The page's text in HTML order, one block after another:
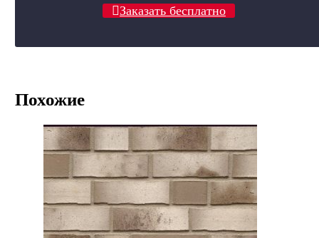
Заказать бесплатно
Похожие